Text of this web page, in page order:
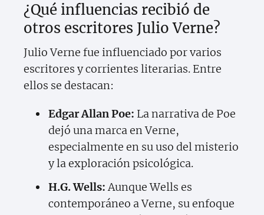
¿Qué influencias recibió de
otros escritores Julio Verne?
Julio Verne fue influenciado por varios
escritores y corrientes literarias. Entre
ellos se destacan:
Edgar Allan Poe: La narrativa de Poe
dejó una marca en Verne,
especialmente en su uso del misterio
y la exploración psicológica.
H.G. Wells:Aunque Wells es
contemporáneo a Verne, su enfoque